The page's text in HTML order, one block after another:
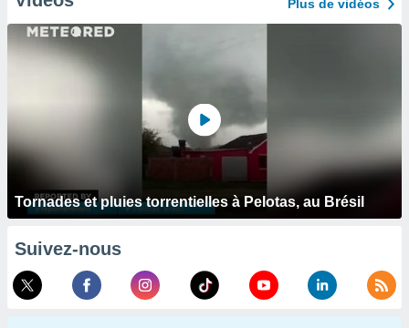
Plus de vidéos
Tornades et pluies torrentielles à Pelotas, au Brésil
Suivez-nous